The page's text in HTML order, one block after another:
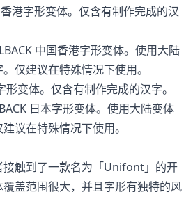
港字形变体。仅含有制作完成的汉
中国香港字形变体。使用大陆
仅建议在特殊情况下使用。
变体。仅含有制作完成的汉字。
日本字形变体。使用大陆变体
议在特殊情况下使用。
接触到了一款名为「Unifont」的开
盖范围很大，并且字形有独特的风